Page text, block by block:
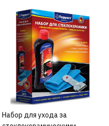
ДОБАВИТЬ К СРАВНЕНИЮ
ДОБАВИТЬ В ПОЖЕЛАНИЯ
Моющее средство для
посудомоечных и
стиральных машин MIELE
GP CL WG 0252 P
КУПИТЬ
Набор для ухода за